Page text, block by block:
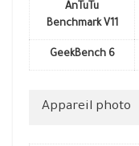
AnTuTu
Benchmark V11
GeekBench 6
Appareil photo